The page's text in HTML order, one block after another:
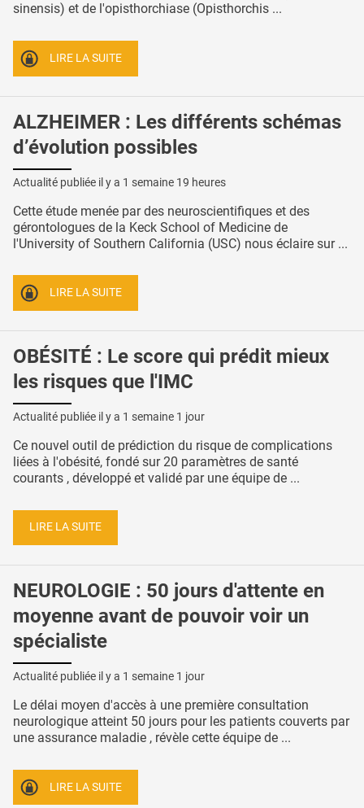
sinensis) et de l'opisthorchiase (Opisthorchis ...
LIRE LA SUITE
ALZHEIMER : Les différents schémas
d’évolution possibles
Actualité publiée il y a 1 semaine 19 heures
Cette étude menée par des neuroscientifiques et des
gérontologues de la Keck School of Medicine de
l'University of Southern California (USC) nous éclaire sur ...
LIRE LA SUITE
OBÉSITÉ : Le score qui prédit mieux
les risques que l'IMC
Actualité publiée il y a 1 semaine 1 jour
Ce nouvel outil de prédiction du risque de complications
liées à l'obésité, fondé sur 20 paramètres de santé
courants , développé et validé par une équipe de ...
LIRE LA SUITE
NEUROLOGIE : 50 jours d'attente en
moyenne avant de pouvoir voir un
spécialiste
Actualité publiée il y a 1 semaine 1 jour
Le délai moyen d'accès à une première consultation
neurologique atteint 50 jours pour les patients couverts par
une assurance maladie , révèle cette équipe de ...
LIRE LA SUITE